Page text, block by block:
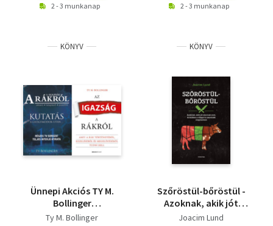
2 - 3 munkanap 2 - 3 munkanap
KÖNYV
Ünnepi Akciós TY M.
Bollinger
könyvcsomag! -
Ty M. Bollinger
KÖNYV
Szőröstül-bőröstül -
Azoknak, akik jót
akarnak enni, és a
Joacim Lund